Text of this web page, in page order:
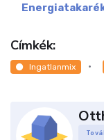
Címkék:
Ingatlanmix